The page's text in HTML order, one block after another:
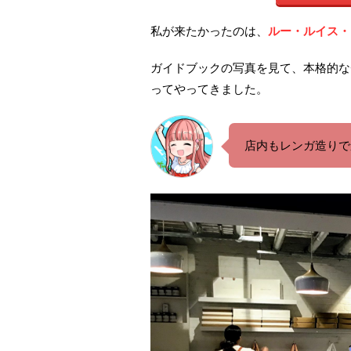
私が来たかったのは、 ルー・ルイス
ガイドブックの写真を見て、本格的
ってやってきました。
店内もレンガ造り